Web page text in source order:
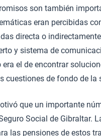
son también
eran percibidas
directa o
y sistema de
el de encontrar
cuestiones de fondo de la
que un importante
Social de Gibraltar.
las pensiones de estos